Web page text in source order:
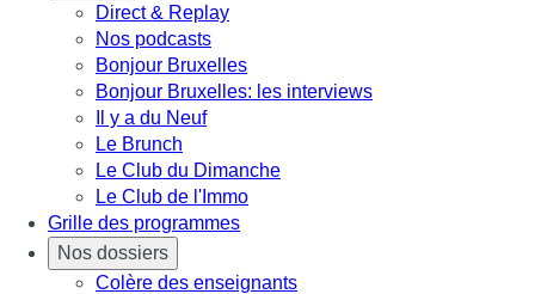
Direct & Replay
Nos podcasts
Bonjour Bruxelles
Bonjour Bruxelles: les interviews
Il y a du Neuf
Le Brunch
Le Club du Dimanche
Le Club de l'Immo
Grille des programmes
Nos dossiers
Colère des enseignants